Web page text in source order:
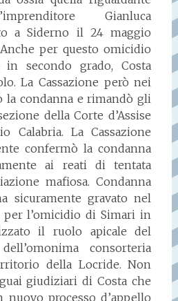
Gianluca
a Siderno il 24 maggio
per questo omicidio
secondo grado, Costa
La Cassazione però nei
la condanna e rimandò gli
della Corte d’Assise
Calabria. La Cassazione
confermò la condanna
ai reati di tentata
mafiosa. Condanna
sicuramente gravato nel
per l’omicidio di Simari in
il ruolo apicale del
consorteria
della Locride. Non
giudiziari di Costa che
processo d’appello